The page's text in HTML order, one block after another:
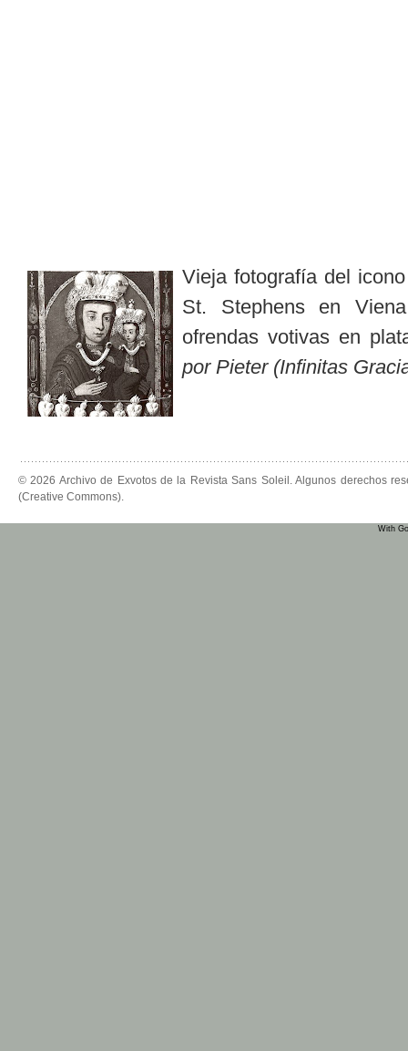
Vieja fotografía del
St. Stephens en
ofrendas votivas en
por Pieter (Infinitas
© 2026 Archivo de Exvotos de la Revista Sans Soleil. Algunos derechos
(Creative Commons).
With